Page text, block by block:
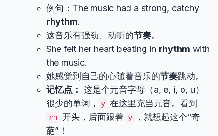
例句：The music had a strong, catchy
rhythm.
这音乐有强劲、动听的节奏。
She felt her heart beating in rhythm with
the music.
她感觉到自己的心随着音乐的节奏跳动。
记忆点： 这是个元音字母（a, e, i, o, u）
很少的单词，
y 在这里充当元音。看到
rh 开头，后面跟着 y
，就想起这个“奇
葩”！